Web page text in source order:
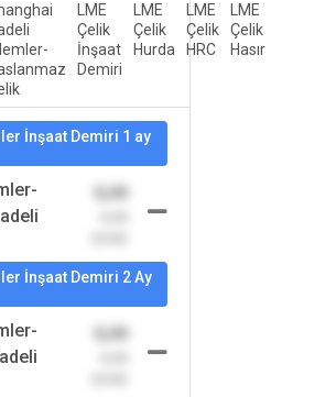
LME
Çelik
İnşaat
Demiri
LME
Çelik
Hurda
LME
Çelik
HRC
LME
Çelik
Hasır
İnşaat Demiri 1 ay
0,00
İnşaat Demiri 2 Ay
0,00